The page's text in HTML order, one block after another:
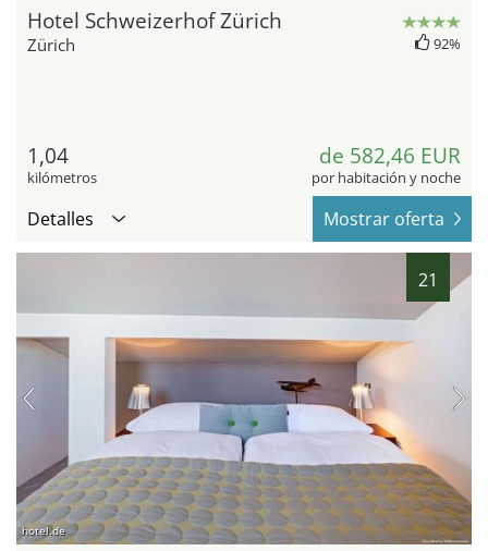
Hotel Schweizerhof Zürich
Zürich 92%
1,04
kilómetros
de 582,46 EUR
por habitación y noche
Detalles Mostrar oferta
21
hotel.de